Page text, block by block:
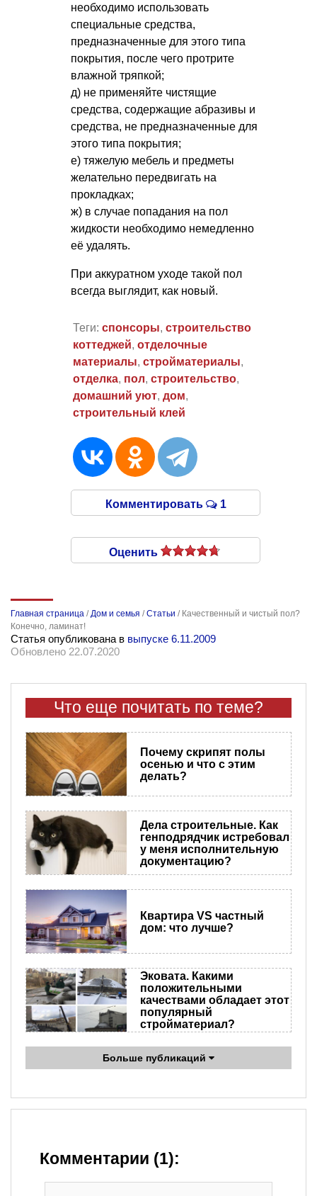
необходимо использовать
специальные средства,
предназначенные для этого типа
покрытия, после чего протрите
влажной тряпкой;
д) не применяйте чистящие
средства, содержащие абразивы и
средства, не предназначенные для
этого типа покрытия;
е) тяжелую мебель и предметы
желательно передвигать на
прокладках;
ж) в случае попадания на пол
жидкости необходимо немедленно
её удалять.
При аккуратном уходе такой пол
всегда выглядит, как новый.
Теги: спонсоры, строительство
коттеджей, отделочные
материалы, стройматериалы,
отделка, пол, строительство,
домашний уют, дом,
строительный клей
Комментировать 1
Оценить
Главная страница /Дом и семья /Статьи / Качественный и чистый пол?
Конечно, ламинат!
Статья опубликована в выпуске 6.11.2009
Обновлено 22.07.2020
Что еще почитать по теме?
Почему скрипят полы
осенью и что с этим
делать?
Дела строительные. Как
генподрядчик истребовал
у меня исполнительную
документацию?
Квартира VS частный
дом: что лучше?
Эковата. Какими
положительными
качествами обладает этот
популярный
стройматериал?
Больше публикаций
Комментарии (1):